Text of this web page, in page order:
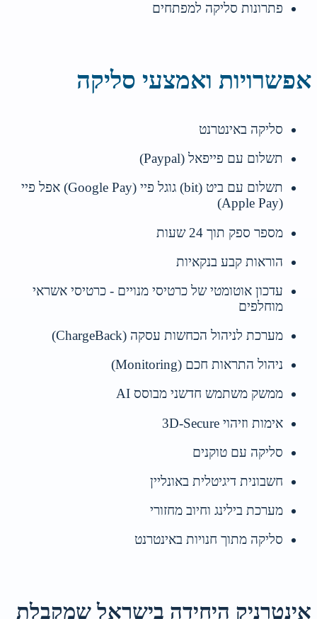
פתרונות סליקה למפתחים
אפשרויות ואמצעי סליקה
סליקה באינטרנט
תשלום עם פייפאל (Paypal)
תשלום עם ביט (bit) גוגל פיי (Google Pay) אפל פיי
(Apple Pay)
מספר ספק תוך 24 שעות
הוראות קבע בנקאיות
עדכון אוטומטי של כרטיסי מנויים - כרטיסי אשראי
מוחלפים
מערכת לניהול הכחשות עסקה (ChargeBack)
ניהול התראות חכם (Monitoring)
ממשק משתמש חדשני מבוסס AI
אימות וזיהוי 3D-Secure
סליקה עם טוקנים
חשבונית דיגיטלית באונליין
מערכת בילינג וחיוב מחזורי
סליקה מתוך חנויות באינטרנט
אינטרניק היחידה בישראל שמקבלת